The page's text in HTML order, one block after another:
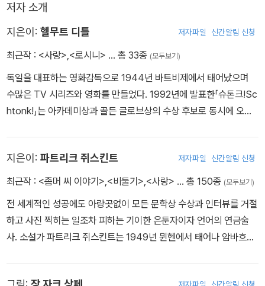
저자 소개
지은이: 헬무트 디틀 저자파일 신간알림 신청
최근작 : <사랑>,<로시니> … 총 33종 (모두보기)
독일을 대표하는 영화감독으로 1944년 바트비제에서 태어났으며
수많은 TV 시리즈와 영화를 만들었다. 1992년에 발표한「슈톤크!Sc
htonk!」는 아카데미상과 골든 글로브상의 수상 후보로 동시에 오르
각각 발표하였다. 헬무트 디틀은 2015년 뮌헨에서 숨을 거두었다.
지은이: 파트리크 쥐스킨트 저자파일 신간알림 신청
최근작 : <좀머 씨 이야기>,<비둘기>,<사랑> … 총 150종 (모두보기)
전 세계적인 성공에도 아랑곳없이 모든 문학상 수상과 인터뷰를 거절
하고 사진 찍히는 일조차 피하는 기이한 은둔자이자 언어의 연금술
사. 소설가 파트리크 쥐스킨트는 1949년 뮌헨에서 태어나 암바흐에